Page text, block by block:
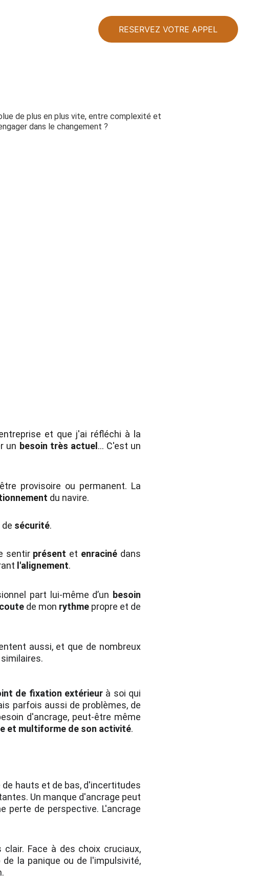
RESERVEZ VOTRE APPEL
de plus en plus vite, entre complexité et
dans le changement ?
et que j'ai réfléchi à la
un besoin très actuel … C'est un
provisoire ou permanent. La
du navire.
sécurité.
sentir présent et enraciné dans
l'alignement.
part lui-même d’un besoin
de mon rythme propre et de
aussi, et que de nombreux
de fixation extérieur à soi qui
parfois aussi de problèmes, de
d'ancrage, peut-être même
et multiforme de son activité.
hauts et de bas, d'incertitudes
Un manque d'ancrage peut
perte de perspective. L'ancrage
Face à des choix cruciaux,
la panique ou de l'impulsivité,